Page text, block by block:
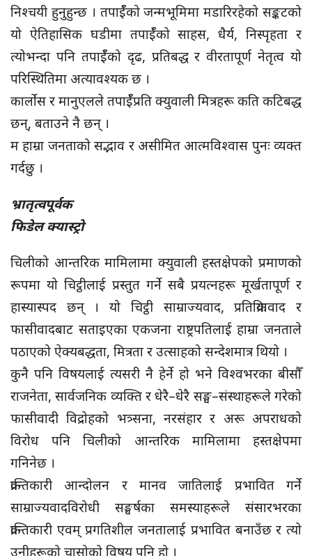
निश्चयी हुनुहुन्छ । तपाईँको जन्मभूमिमा मडारिरहेको सङ्कटको
यो ऐतिहासिक घडीमा तपाईँको साहस, धैर्य, निस्पृहता र
त्योभन्दा पनि तपाईँको दृढ, प्रतिबद्ध र वीरतापूर्ण नेतृत्व यो
परिस्थितिमा अत्यावश्यक छ ।
कार्लोस र मानुएलले तपाईँप्रति क्युवाली मित्रहरू कति कटिबद्ध
छन्, बताउने नै छन् ।
म हाम्रा जनताको सद्भाव र असीमित आत्मविश्वास पुनः व्यक्त
गर्दछु ।
भ्रातृत्वपूर्वक
फिडेल क्यास्ट्रो
चिलीको आन्तरिक मामिलामा क्युवाली हस्तक्षेपको प्रमाणको
रूपमा यो चिट्ठीलाई प्रस्तुत गर्ने सबै प्रयत्नहरू मूर्खतापूर्ण र
हास्यास्पद छन् । यो चिट्ठी साम्राज्यवाद, प्रतिक्रियावाद र
फासीवादबाट सताइएका एकजना राष्ट्रपतिलाई हाम्रा जनताले
पठाएको ऐक्यबद्धता, मित्रता र उत्साहको सन्देशमात्र थियो ।
कुनै पनि विषयलाई त्यसरी नै हेर्ने हो भने विश्वभरका बीसौँ
राजनेता, सार्वजनिक व्यक्ति र धेरै–धेरै सङ्घ–संस्थाहरूले गरेको
फासीवादी विद्रोहको भत्र्सना, नरसंहार र अरू अपराधको
विरोध पनि चिलीको आन्तरिक मामिलामा हस्तक्षेपमा
गनिनेछ ।
क्रान्तिकारी आन्दोलन र मानव जातिलाई प्रभावित गर्ने
साम्राज्यवादविरोधी सङ्घर्षका समस्याहरूले संसारभरका
क्रान्तिकारी एवम् प्रगतिशील जनतालाई प्रभावित बनाउँछ र त्यो
उनीहरूको चासोको विषय पनि हो ।